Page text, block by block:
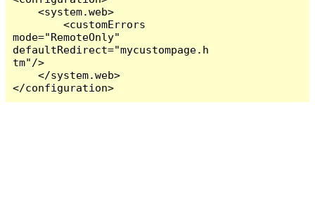
    <system.web>
        <customErrors
mode="RemoteOnly"
defaultRedirect="mycustompage.h
tm"/>
    </system.web>
</configuration>